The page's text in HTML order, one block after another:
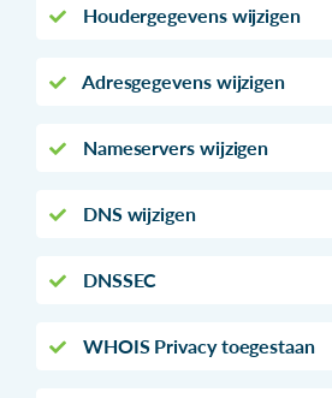
Houdergegevens wijzigen
Adresgegevens wijzigen
Nameservers wijzigen
DNS wijzigen
DNSSEC
WHOIS Privacy toegestaan